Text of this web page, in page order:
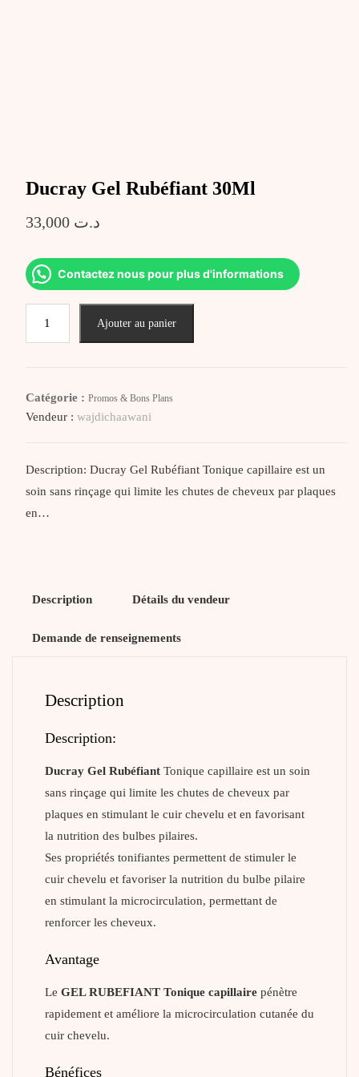
Ducray Gel Rubéfiant 30Ml
د.ت 33,000
Contactez nous pour plus d'informations
Ajouter au panier
Catégorie : Promos & Bons Plans
Vendeur : wajdichaawani
Description: Ducray Gel Rubéfiant Tonique capillaire est un
soin sans rinçage qui limite les chutes de cheveux par plaques
en…
Description Détails du vendeur
Demande de renseignements
Description
Description:
Ducray Gel Rubéfiant Tonique capillaire est un soin
sans rinçage qui limite les chutes de cheveux par
plaques en stimulant le cuir chevelu et en favorisant
la nutrition des bulbes pilaires.
Ses propriétés tonifiantes permettent de stimuler le
cuir chevelu et favoriser la nutrition du bulbe pilaire
en stimulant la microcirculation, permettant de
renforcer les cheveux.
Avantage
Le GEL RUBEFIANT Tonique capillaire pénètre
rapidement et améliore la microcirculation cutanée du
cuir chevelu.
Bénéfices